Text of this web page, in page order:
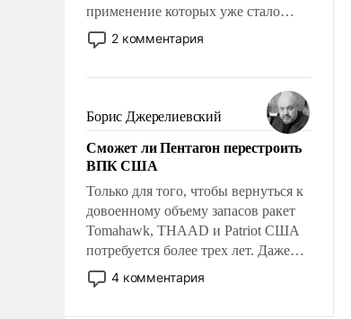
применение которых уже стало
обыденностью. Задача по созданию
такого корабля очень сложна и
реализация радикально поднимет
наши боевые возможности.
2 комментария
Борис Джерелиевский
Сможет ли Пентагон перестроить
ВПК США
Только для того, чтобы вернуться к
довоенному объему запасов ракет
Tomahawk, THAAD и Patriot США
потребуется более трех лет. Даже
небольшая война с Ираном
опустошила американские
4 комментария